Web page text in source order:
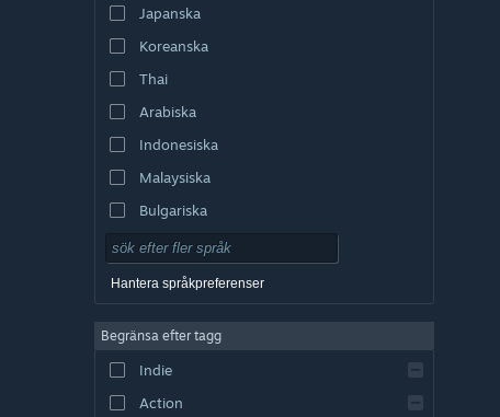
Japanska
Koreanska
Thai
Arabiska
Indonesiska
Malaysiska
Bulgariska
Tjeckiska
Danska
Engelska
Spanska – Spanien
Spanska – Latinamerika
Hantera språkpreferenser
Begränsa efter tagg
Indie
Action